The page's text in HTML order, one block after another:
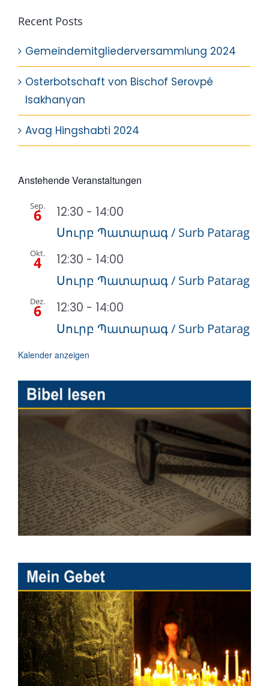
Recent Posts
Gemeindemitgliederversammlung 2024
Osterbotschaft von Bischof Serovpé
Isakhanyan
Avag Hingshabti 2024
Anstehende Veranstaltungen
Sep.
6 12:30 - 14:00
Սուրբ Պատարագ / Surb Patarag
Okt.
4 12:30 - 14:00
Սուրբ Պատարագ / Surb Patarag
Dez.
6 12:30 - 14:00
Սուրբ Պատարագ / Surb Patarag
Kalender anzeigen